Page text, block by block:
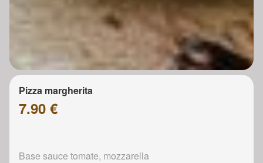
Pizza margherita
7.90 €
Base sauce tomate, mozzarella